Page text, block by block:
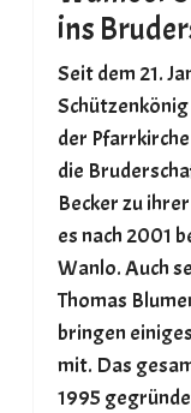
ins
Seit dem 21.
der
die
Becker zu
es nach 2001
Wanlo. Auch
Thomas
bringen
mit. Das
1995